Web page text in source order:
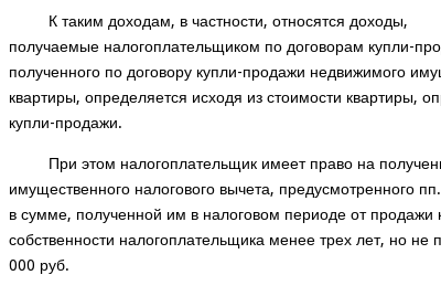
К таким доходам, в частности, относятся доходы,
получаемые налогоплательщиком по договорам купли-
полученного по договору купли-продажи недвижимого
квартиры, определяется исходя из стоимости квартиры,
купли-продажи.
При этом налогоплательщик имеет право на
имущественного налогового вычета, предусмотренного
в сумме, полученной им в налоговом периоде от продажи
собственности налогоплательщика менее трех лет, но
000 руб.